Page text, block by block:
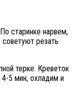
старинке нарвем,
резать
терке. Креветок
5 мин, охладим и